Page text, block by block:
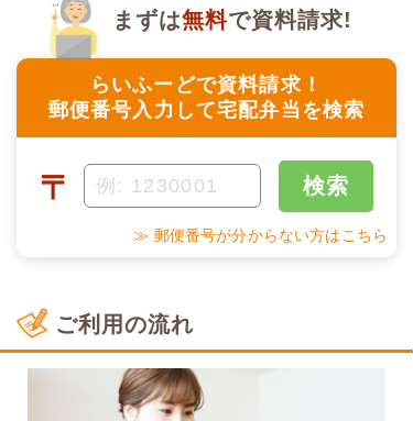
らいふーどで資料請求！
郵便番号入力して宅配弁当を検索
まずは無料で資料請求!
〒 検索
≫ 郵便番号が分からない方はこちら
ご利用の流れ